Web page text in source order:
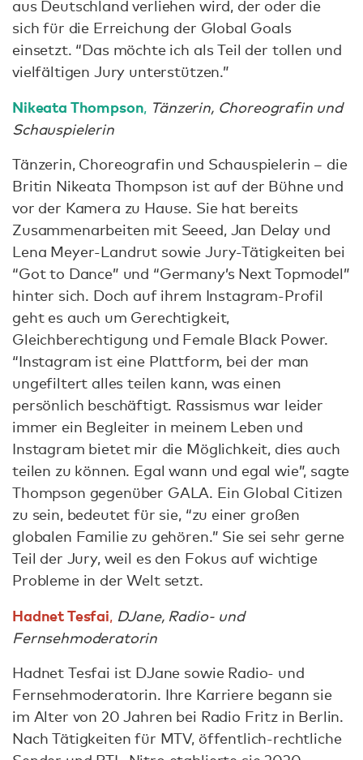
aus Deutschland verliehen wird, der oder die
sich für die Erreichung der Global Goals
einsetzt. “Das möchte ich als Teil der tollen und
vielfältigen Jury unterstützen.”
Nikeata Thompson, Tänzerin, Choreografin und
Schauspielerin
Tänzerin, Choreografin und Schauspielerin – die
Britin Nikeata Thompson ist auf der Bühne und
vor der Kamera zu Hause. Sie hat bereits
Zusammenarbeiten mit Seeed, Jan Delay und
Lena Meyer-Landrut sowie Jury-Tätigkeiten bei
“Got to Dance” und “Germany’s Next Topmodel”
hinter sich. Doch auf ihrem Instagram-Profil
geht es auch um Gerechtigkeit,
Gleichberechtigung und Female Black Power.
“Instagram ist eine Plattform, bei der man
ungefiltert alles teilen kann, was einen
persönlich beschäftigt. Rassismus war leider
immer ein Begleiter in meinem Leben und
Instagram bietet mir die Möglichkeit, dies auch
teilen zu können. Egal wann und egal wie”, sagte
Thompson gegenüber GALA. Ein Global Citizen
zu sein, bedeutet für sie, “zu einer großen
globalen Familie zu gehören.” Sie sei sehr gerne
Teil der Jury, weil es den Fokus auf wichtige
Probleme in der Welt setzt.
Hadnet Tesfai, DJane, Radio- und
Fernsehmoderatorin
Hadnet Tesfai ist DJane sowie Radio- und
Fernsehmoderatorin. Ihre Karriere begann sie
im Alter von 20 Jahren bei Radio Fritz in Berlin.
Nach Tätigkeiten für MTV, öffentlich-rechtliche